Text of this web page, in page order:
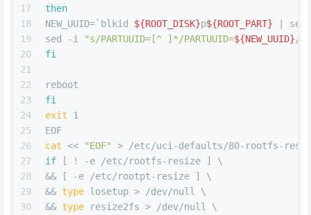
17
18
19
20
21
22
23
24
25
26
27
28
29
30
then
NEW_UUID=`blkid ${ROOT_DISK}p${ROOT_PART} |
sed -i
"s/PARTUUID=[^ ]*/PARTUUID=${NEW_UUID}/"
fi
reboot
fi
exit 1
EOF
cat << "EOF"
> /etc/uci-defaults/80-rootfs-
if [ ! -e /etc/rootfs-resize ] \
&& [ -e /etc/rootpt-resize ] \
&& type losetup > /dev/null \
&& type resize2fs > /dev/null \